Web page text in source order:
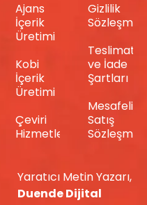
Ajans
İçerik
Üretimi
Kobi
İçerik
Üretimi
Çeviri
Hizmetleri
Gizlilik
Teslimat
ve İade
Şartları
Mesafeli
Satış
Yaratıcı Metin Yazarı,
Duende Dijital